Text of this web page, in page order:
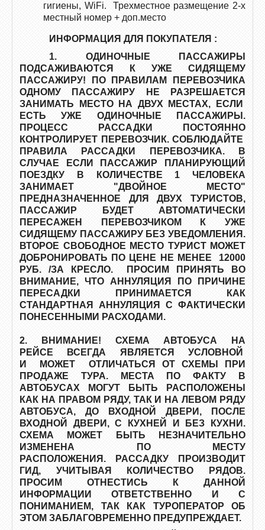
гигиены, WiFi. Трехместное размещение 2-х
местный номер + доп.место
ИНФОРМАЦИЯ ДЛЯ ПОКУПАТЕЛЯ :
1. ОДИНОЧНЫЕ ПАССАЖИРЫ
ПОДСАЖИВАЮТСЯ К УЖЕ СИДЯЩЕМУ
ПАССАЖИРУ! ПО ПРАВИЛАМ ПЕРЕВОЗЧИКА
ОДНОМУ ПАССАЖИРУ НЕ РАЗРЕШАЕТСЯ
ЗАНИМАТЬ МЕСТО НА ДВУХ МЕСТАХ, ЕСЛИ
ЕСТЬ УЖЕ ОДИНОЧНЫЕ ПАССАЖИРЫ.
ПРОЦЕСС РАССАДКИ ПОСТОЯННО
КОНТРОЛИРУЕТ ПЕРЕВОЗЧИК. СОБЛЮДАЙТЕ
ПРАВИЛА РАССАДКИ ПЕРЕВОЗЧИКА. В
СЛУЧАЕ ЕСЛИ ПАССАЖИР ПЛАНИРУЮЩИЙ
ПОЕЗДКУ В КОЛИЧЕСТВЕ 1 ЧЕЛОВЕКА
ЗАНИМАЕТ "ДВОЙНОЕ МЕСТО"
ПРЕДНАЗНАЧЕННОЕ ДЛЯ ДВУХ ТУРИСТОВ,
ПАССАЖИР БУДЕТ АВТОМАТИЧЕСКИ
ПЕРЕСАЖЕН ПЕРЕВОЗЧИКОМ К УЖЕ
СИДЯЩЕМУ ПАССАЖИРУ БЕЗ УВЕДОМЛЕНИЯ.
ВТОРОЕ СВОБОДНОЕ МЕСТО ТУРИСТ МОЖЕТ
ДОБРОНИРОВАТЬ ПО ЦЕНЕ НЕ МЕНЕЕ 12000
РУБ. /ЗА КРЕСЛО. ПРОСИМ ПРИНЯТЬ ВО
ВНИМАНИЕ, ЧТО АННУЛЯЦИЯ ПО ПРИЧИНЕ
ПЕРЕСАДКИ ПРИНИМАЕТСЯ КАК
СТАНДАРТНАЯ АННУЛЯЦИЯ С ФАКТИЧЕСКИ
ПОНЕСЕННЫМИ РАСХОДАМИ.
2. ВНИМАНИЕ! СХЕМА АВТОБУСА НА
РЕЙСЕ ВСЕГДА ЯВЛЯЕТСЯ УСЛОВНОЙ
И МОЖЕТ ОТЛИЧАТЬСЯ ОТ СХЕМЫ ПРИ
ПРОДАЖЕ ТУРА. МЕСТА ПО ФАКТУ В
АВТОБУСАХ МОГУТ БЫТЬ РАСПОЛОЖЕНЫ
КАК НА ПРАВОМ РЯДУ, ТАК И НА ЛЕВОМ РЯДУ
АВТОБУСА, ДО ВХОДНОЙ ДВЕРИ, ПОСЛЕ
ВХОДНОЙ ДВЕРИ, С КУХНЕЙ И БЕЗ КУХНИ.
СХЕМА МОЖЕТ БЫТЬ НЕЗНАЧИТЕЛЬНО
ИЗМЕНЕНА ПО МЕСТУ
РАСПОЛОЖЕНИЯ. РАССАДКУ ПРОИЗВОДИТ
ГИД, УЧИТЫВАЯ КОЛИЧЕСТВО РЯДОВ.
ПРОСИМ ОТНЕСТИСЬ К ДАННОЙ
ИНФОРМАЦИИ ОТВЕТСТВЕННО И С
ПОНИМАНИЕМ, ТАК КАК ТУРОПЕРАТОР ОБ
ЭТОМ ЗАБЛАГОВРЕМЕННО ПРЕДУПРЕЖДАЕТ.